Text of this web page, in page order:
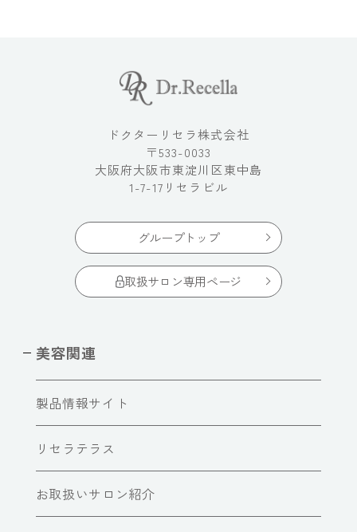
ドクターリセラ株式会社
〒533-0033
大阪府大阪市東淀川区東中島
1-7-17リセラビル
グループトップ
取扱サロン専用ページ
美容関連
製品情報サイト
リセラテラス
お取扱いサロン紹介